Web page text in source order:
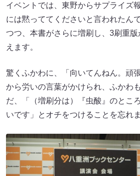
イベントでは、東野からサプライズ
には黙っててくださいと言われたん
つつ、本書がさらに増刷し、3刷重
えます。
驚くふかわに、「向いてんねん。頑
から労いの言葉がかけられ、ふかわ
だ、「（増刷分は）『虫酸』のとこ
いです」とオチをつけることを忘れ